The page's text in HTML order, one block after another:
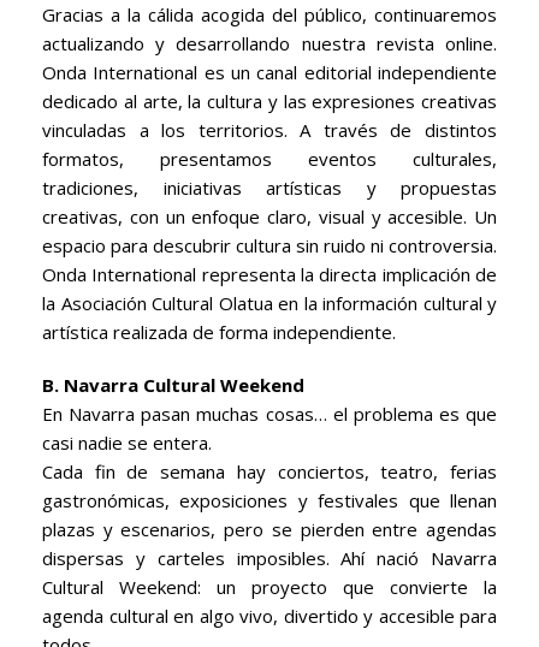
Gracias a la cálida acogida del público, continuaremos
actualizando y desarrollando nuestra revista online.
Onda International es un canal editorial independiente
dedicado al arte, la cultura y las expresiones creativas
vinculadas a los territorios. A través de distintos
formatos, presentamos eventos culturales,
tradiciones, iniciativas artísticas y propuestas
creativas, con un enfoque claro, visual y accesible. Un
espacio para descubrir cultura sin ruido ni controversia.
Onda International representa la directa implicación de
la Asociación Cultural Olatua en la información cultural y
artística realizada de forma independiente.
B. Navarra Cultural Weekend
En Navarra pasan muchas cosas… el problema es que
casi nadie se entera.
Cada fin de semana hay conciertos, teatro, ferias
gastronómicas, exposiciones y festivales que llenan
plazas y escenarios, pero se pierden entre agendas
dispersas y carteles imposibles. Ahí nació Navarra
Cultural Weekend: un proyecto que convierte la
agenda cultural en algo vivo, divertido y accesible para